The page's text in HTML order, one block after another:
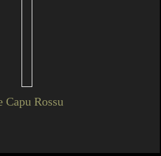
Capu Rossu